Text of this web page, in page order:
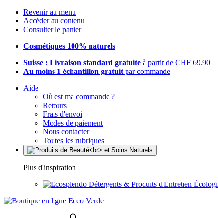
Revenir au menu
Accéder au contenu
Consulter le panier
Cosmétiques 100% naturels
Suisse : Livraison standard gratuite à partir de CHF 69.90
Au moins 1 échantillon gratuit par commande
Aide
Où est ma commande ?
Retours
Frais d'envoi
Modes de paiement
Nous contacter
Toutes les rubriques
Plus d'inspiration
Détergents & Produits d'Entretien